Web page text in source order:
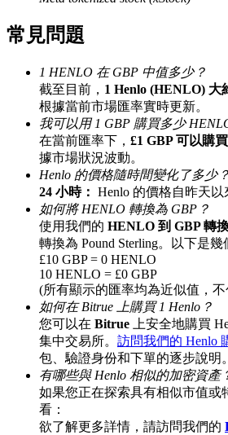
Bitrue渠道合伙人
最高達65%佣金！
邀请好友
邀請朋友獲得現金獎勵
常見問題
1 HENLO 在 GBP 中值多少？
截至目前， 1 Henlo (HENLO) 大
根據當前市場匯率實時更新。
我可以用 1 GBP 購買多少
在當前匯率下， £1 GBP 可以購
據市場狀況波動。
Henlo 的價格隨時間變化了多少？
24 小時： Henlo 的價格自昨天以
如何將 HENLO 轉換為 GBP？
使用我們的 HENLO 到 GBP 轉
轉換為 Pound Sterling。以下是幾
£10 GBP = 0 HENLO
10 HENLO = £0 GBP
(所有顯示的匯率均為近似值，
如何在 Bitrue 上購買 1 Henlo？
您可以在 Bitrue 上安全地購買
集中交易所。 訪問我們的 Henlo
包、驗證身份和下單的逐步說明。
有哪些與 Henlo 相似的加密資產
如果您正在探索具有相似市值或
看：
欲了解更多詳情，請訪問我們的